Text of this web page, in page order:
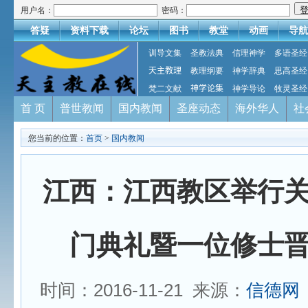
用户名： 密码：
答疑 资料下载 论坛 图书 教堂 动画 导航
训导文集 圣教法典 信理神学
多语圣经
天主教理
教理纲要 神学辞典
思高圣经
梵二文献
神学论集 神学导论 牧灵圣经
首 页 普世教闻 国内教闻 圣座动态 海外华人 社
您当前的位置： 首页 > 国内教闻
江西：江西教区举行
门典礼暨一位修士
时间：2016-11-21 来源： 信德网